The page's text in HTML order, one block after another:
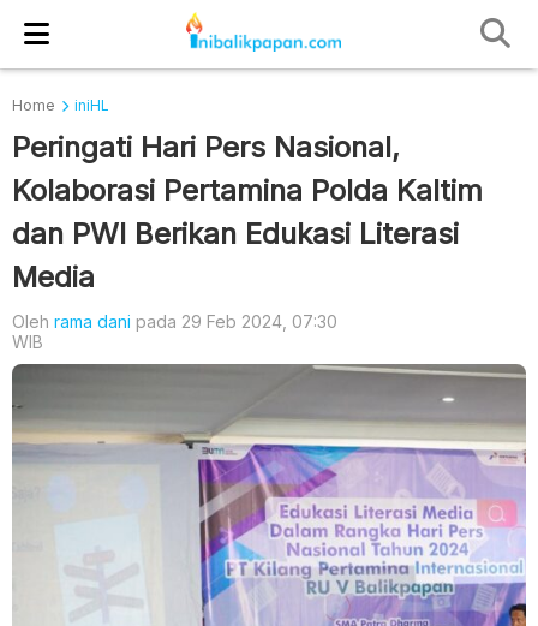
Home iniHL
Peringati Hari Pers Nasional,
Kolaborasi Pertamina Polda Kaltim
dan PWI Berikan Edukasi Literasi
Media
Oleh rama dani pada 29 Feb 2024, 07:30
WIB